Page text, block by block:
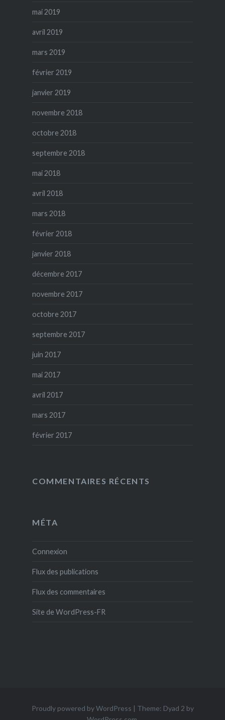
mai 2019
avril 2019
mars 2019
février 2019
janvier 2019
novembre 2018
octobre 2018
septembre 2018
mai 2018
avril 2018
mars 2018
février 2018
janvier 2018
décembre 2017
novembre 2017
octobre 2017
septembre 2017
juin 2017
mai 2017
avril 2017
mars 2017
février 2017
COMMENTAIRES RÉCENTS
MÉTA
Connexion
Flux des publications
Flux des commentaires
Site de WordPress-FR
Proudly powered by WordPress | Theme: Dyad 2 by